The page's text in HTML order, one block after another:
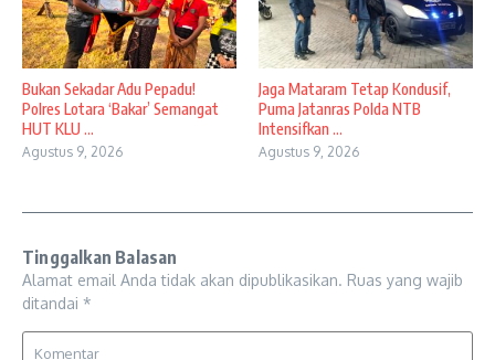
Bukan Sekadar Adu Pepadu!
Polres Lotara ‘Bakar’ Semangat
HUT KLU ...
Agustus 9, 2026
Jaga Mataram Tetap Kondusif,
Puma Jatanras Polda NTB
Intensifkan ...
Agustus 9, 2026
Tinggalkan Balasan
Alamat email Anda tidak akan dipublikasikan. Ruas yang wajib
ditandai *